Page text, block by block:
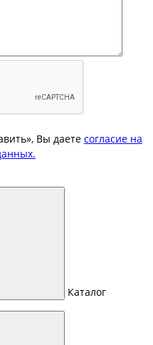
Вы даете согласие на
Каталог